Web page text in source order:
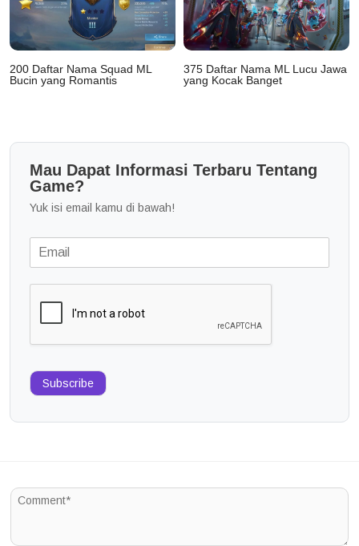
200 Daftar Nama Squad ML
Bucin yang Romantis
375 Daftar Nama ML Lucu Jawa
yang Kocak Banget
Mau Dapat Informasi Terbaru Tentang
Game?
Yuk isi email kamu di bawah!
Subscribe